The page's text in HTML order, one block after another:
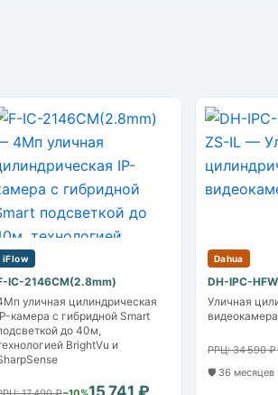
iFlow
IC-2146CM(2.8mm)
уличная цилиндрическая
камера с гибридной Smart
до 40м,
BrightVu и
Dahua
DH-IPC-
Уличная
РРЦ: 34 590 ₽
🛡️ 36 месяцев